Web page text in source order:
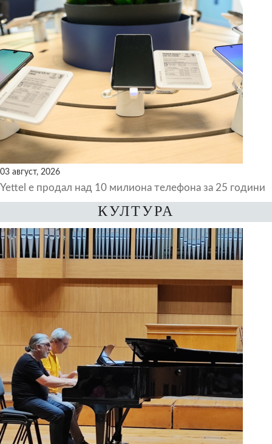
03 август, 2026
Yettel е продал над 10 милиона телефона за 25 години
КУЛТУРА